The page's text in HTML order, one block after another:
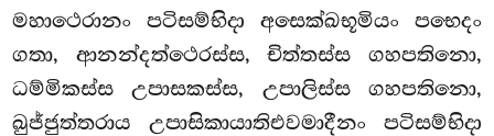
මහාථෙරානං පටිසම්භිදා අසෙක්ඛභූමියං පභෙදං
ගතා, ආනන්දත්ථෙරස්ස, චිත්තස්ස ගහපතිනො,
ධම්මිකස්ස උපාසකස්ස, උපාලිස්ස ගහපතිනො,
ඛුජ්ජුත්තරාය උපාසිකායාතිඑවමාදීනං පටිසම්භිදා